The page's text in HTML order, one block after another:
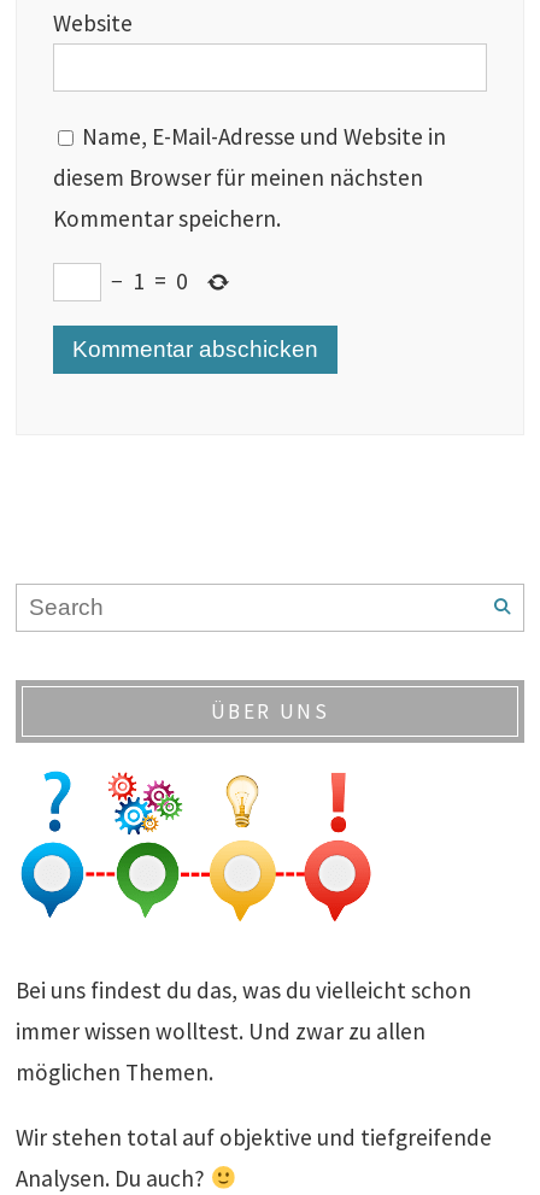
Website
Name, E-Mail-Adresse und Website in
diesem Browser für meinen nächsten
Kommentar speichern.
− 1 = 0
ÜBER UNS
Bei uns findest du das, was du vielleicht schon
immer wissen wolltest. Und zwar zu allen
möglichen Themen.
Wir stehen total auf objektive und tiefgreifende
Analysen. Du auch?